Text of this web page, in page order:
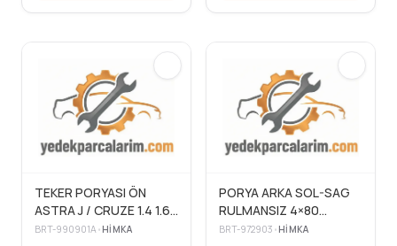
TEKER PORYASI ÖN
ASTRA J / CRUZE 1.4 1.6
1.7 CDTI RULMANLI 5×105
BRT-990901A • HIMKA
PORYA ARKA SOL-SAG
RULMANSIZ 4×80
92,8MMCAP DIS AB SSIZ
BRT-972903 • HIMKA